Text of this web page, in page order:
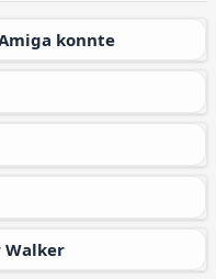
konnte
Walker